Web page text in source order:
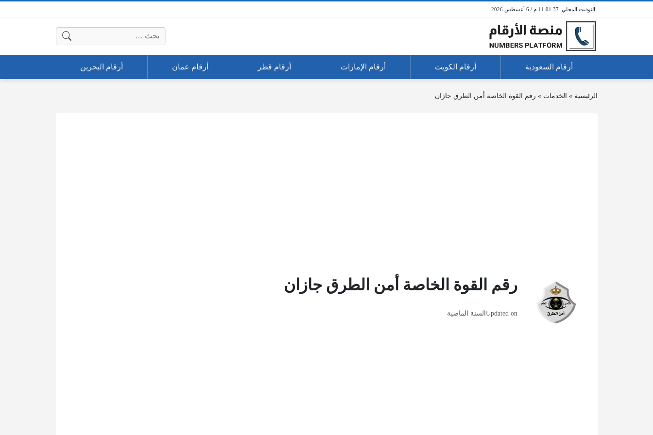
11:01:37 م / 6 أغسطس 2026
البحث عن:
أرقام السعودية أرقام الكويت أرقام الإمارات أرقام قطر أرقام عمان أرقام البحرين
الرئيسية » الخدمات » رقم القوة الخاصة أمن الطرق جازان
رقم القوة الخاصة أمن الطرق جازان
Updated on السنة الماضية